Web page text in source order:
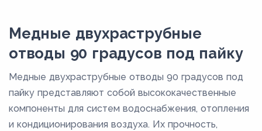
Медные двухраструбные
отводы 90 градусов под пайку
Медные двухраструбные отводы 90 градусов под
пайку представляют собой высококачественные
компоненты для систем водоснабжения, отопления
и кондиционирования воздуха. Их прочность,